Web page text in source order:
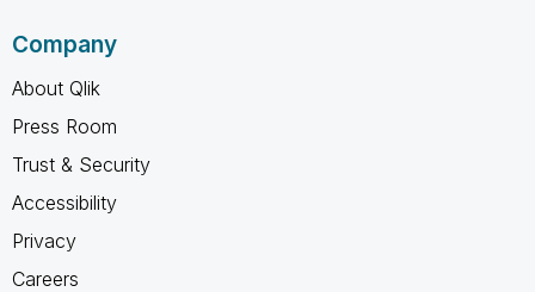
Company
About Qlik
Press Room
Trust & Security
Accessibility
Privacy
Careers